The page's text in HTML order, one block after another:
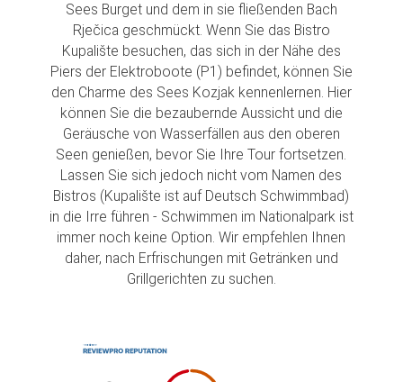
Sees Burget und dem in sie fließenden Bach
Rječica geschmückt. Wenn Sie das Bistro
Kupalište besuchen, das sich in der Nähe des
Piers der Elektroboote (P1) befindet, können Sie
den Charme des Sees Kozjak kennenlernen. Hier
können Sie die bezaubernde Aussicht und die
Geräusche von Wasserfällen aus den oberen
Seen genießen, bevor Sie Ihre Tour fortsetzen.
Lassen Sie sich jedoch nicht vom Namen des
Bistros (Kupalište ist auf Deutsch Schwimmbad)
in die Irre führen - Schwimmen im Nationalpark ist
immer noch keine Option. Wir empfehlen Ihnen
daher, nach Erfrischungen mit Getränken und
Grillgerichten zu suchen.